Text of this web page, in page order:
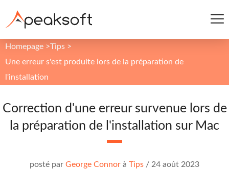
Homepage >Tips >
Une erreur s'est produite lors de la préparation de
l'installation
Correction d'une erreur survenue lors de
la préparation de l'installation sur Mac
posté par George Connor à Tips / 24 août 2023